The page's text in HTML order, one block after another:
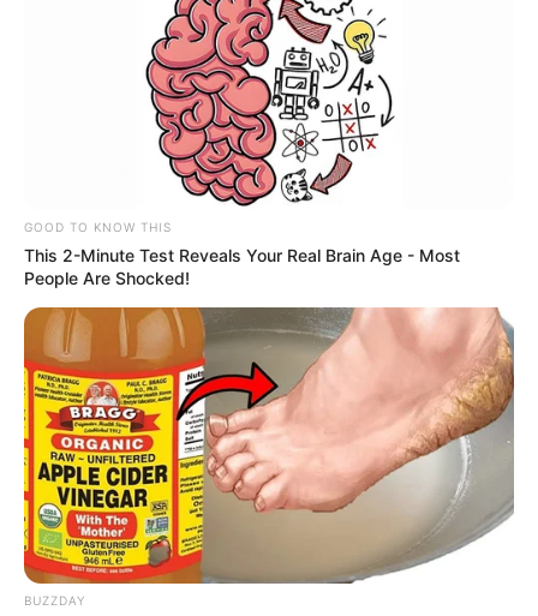
-ad5
📣 Mobilização deve ser contínua e estratégica
GOOD TO KNOW THIS
This 2-Minute Test Reveals Your Real Brain Age - Most
People Are Shocked!
BUZZDAY